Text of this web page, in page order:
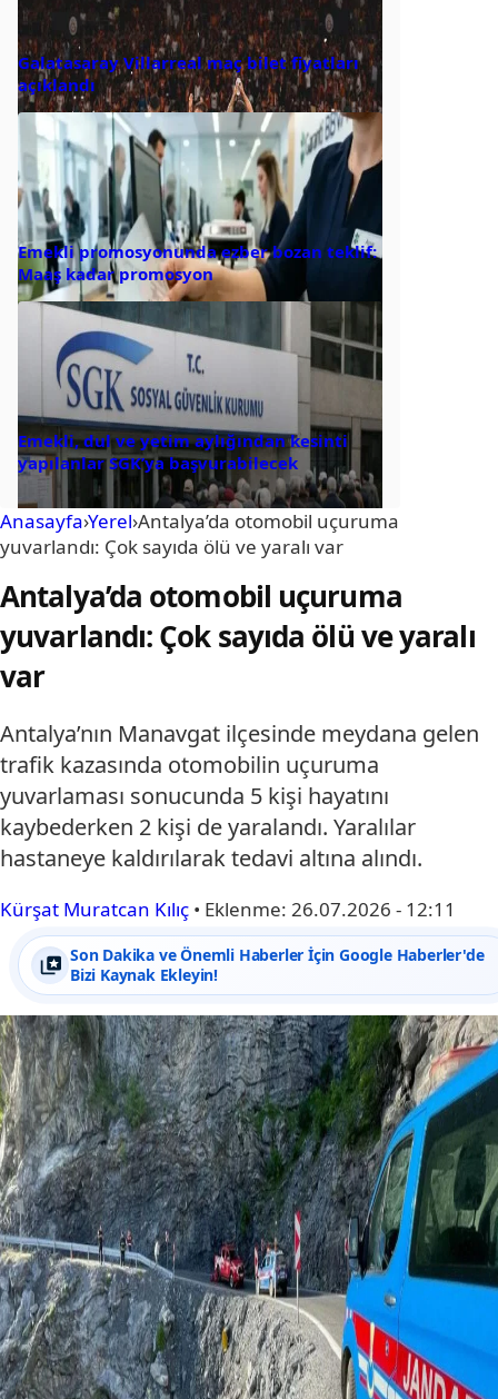
Galatasaray Villarreal maç bilet fiyatları
açıklandı
Emekli promosyonunda ezber bozan teklif:
Maaş kadar promosyon
Emekli, dul ve yetim aylığından kesinti
yapılanlar SGK’ya başvurabilecek
Anasayfa›Yerel›Antalya’da otomobil uçuruma
yuvarlandı: Çok sayıda ölü ve yaralı var
Antalya’da otomobil uçuruma
yuvarlandı: Çok sayıda ölü ve yaralı
var
Antalya’nın Manavgat ilçesinde meydana gelen
trafik kazasında otomobilin uçuruma
yuvarlaması sonucunda 5 kişi hayatını
kaybederken 2 kişi de yaralandı. Yaralılar
hastaneye kaldırılarak tedavi altına alındı.
Kürşat Muratcan Kılıç • Eklenme: 26.07.2026 - 12:11
Son Dakika ve Önemli Haberler İçin Google Haberler'de
Bizi Kaynak Ekleyin!